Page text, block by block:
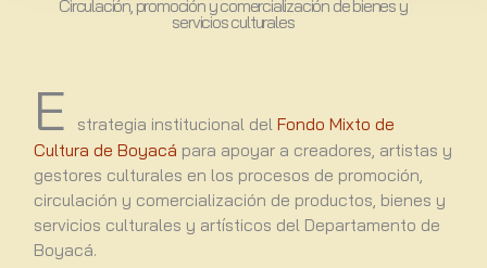
Circulación, promoción y comercialización de bienes y
servicios culturales
E strategia institucional del Fondo Mixto de
Cultura de Boyacá para apoyar a creadores, artistas y
gestores culturales en los procesos de promoción,
circulación y comercialización de productos, bienes y
servicios culturales y artísticos del Departamento de
Boyacá.